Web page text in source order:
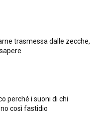
trasmessa dalle zecche,
perché i suoni di chi
così fastidio